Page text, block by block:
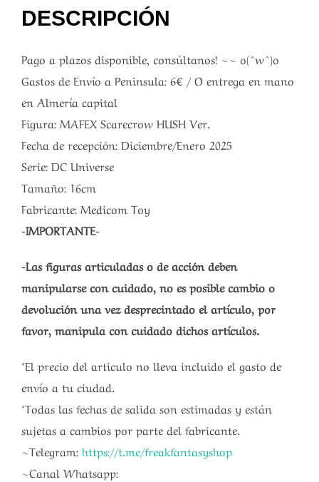
DESCRIPCIÓN
Pago a plazos disponible, consúltanos! ~~ o(^w^)o
Gastos de Envío a Peninsula: 6€ / O entrega en mano
en Almería capital
Figura: MAFEX Scarecrow HUSH Ver.
Fecha de recepción: Diciembre/Enero 2025
Serie: DC Universe
Tamaño: 16cm
Fabricante: Medicom Toy
-IMPORTANTE-
-Las figuras articuladas o de acción deben
manipularse con cuidado, no es posible cambio o
devolución una vez desprecintado el artículo, por
favor, manipula con cuidado dichos artículos.
*El precio del articulo no lleva incluido el gasto de
envío a tu ciudad.
*Todas las fechas de salida son estimadas y están
sujetas a cambios por parte del fabricante.
~Telegram: https://t.me/freakfantasyshop
~Canal Whatsapp: